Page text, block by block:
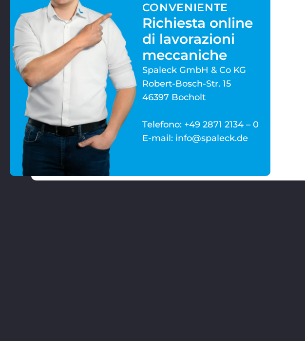
CONVENIENTE
Richiesta online
di lavorazioni
meccaniche
Spaleck GmbH & Co KG
Robert-Bosch-Str. 15
46397 Bocholt
Telefono: +49 2871 2134 – 0
E-mail: info@spaleck.de